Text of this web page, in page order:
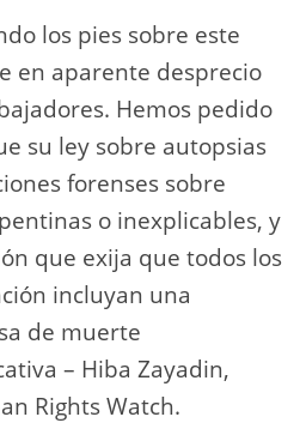
los pies sobre este
en aparente desprecio
Hemos pedido
su ley sobre autopsias
forenses sobre
o inexplicables, y
que exija que todos los
incluyan una
de muerte
– Hiba Zayadin,
Rights Watch.